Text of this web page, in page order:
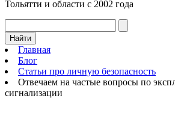
Тольятти и области с 2002 года
Найти
Главная
Блог
Статьи про личную безопасность
Отвечаем на частые вопросы по
сигнализации